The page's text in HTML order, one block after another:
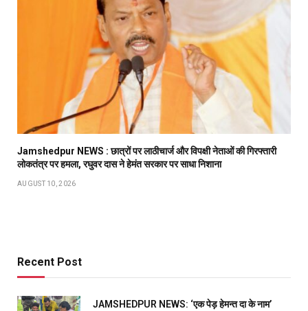
Jamshedpur NEWS : छात्रों पर लाठीचार्ज और विपक्षी नेताओं की गिरफ्तारी
लोकतंत्र पर हमला, रघुवर दास ने हेमंत सरकार पर साधा निशाना
AUGUST 10, 2026
Recent Post
JAMSHEDPUR NEWS: ‘एक पेड़ हेमन्त दा के नाम’